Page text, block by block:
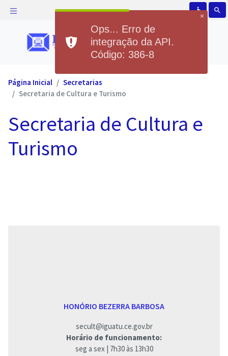
accessible search
Página Inicial
Secretarias
Secretaria de Cultura e Turismo
Secretaria de Cultura e
Turismo
HONÓRIO BEZERRA BARBOSA
secult@iguatu.ce.gov.br
Horário de funcionamento:
seg a sex | 7h30 às 13h30
×
Ops... Erro de
integração da API.
Código: 386-8